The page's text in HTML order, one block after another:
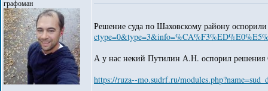
графоман
Решение суда по Шаховскому району
А у нас некий Путилин А.Н. оспорил решения
https://ruza--mo.sudrf.ru/